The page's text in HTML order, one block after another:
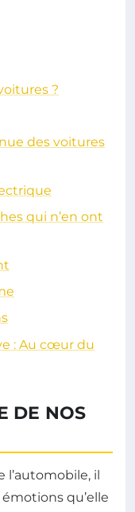
?
des voitures
qui n’en ont
: Au cœur du
DE NOS
l’automobile, il
qu’elle